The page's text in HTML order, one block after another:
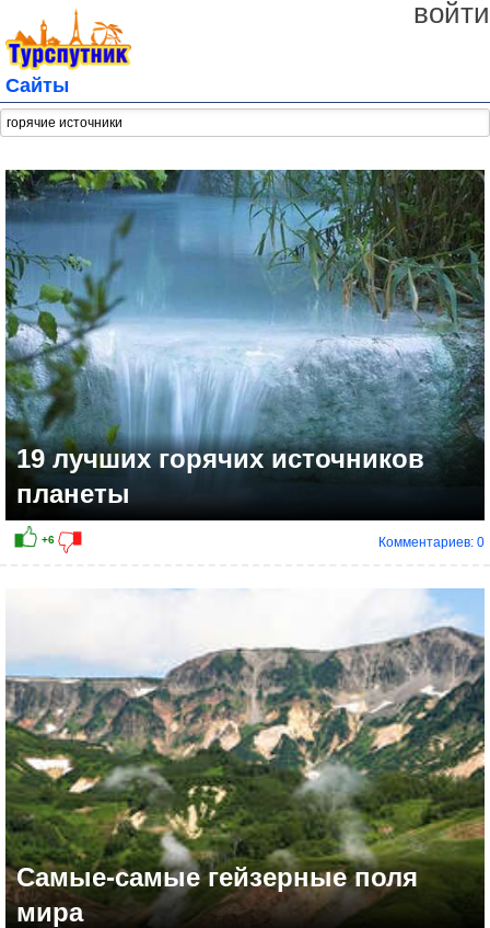
войти
Сайты
19 лучших горячих источников
планеты
Комментариев: 0
Самые-самые гейзерные поля
мира